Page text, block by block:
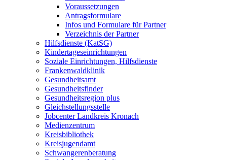
Voraussetzungen
Antragsformulare
Infos und Formulare für Partner
Verzeichnis der Partner
Hilfsdienste (KatSG)
Kindertageseinrichtungen
Soziale Einrichtungen, Hilfsdienste
Frankenwaldklinik
Gesundheitsamt
Gesundheitsfinder
Gesundheitsregion plus
Gleichstellungsstelle
Jobcenter Landkreis Kronach
Medienzentrum
Kreisbibliothek
Kreisjugendamt
Schwangerenberatung